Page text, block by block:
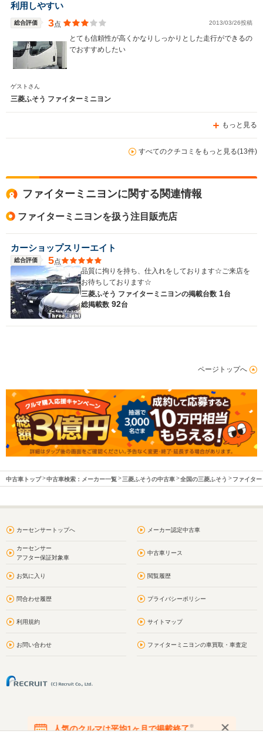
利用しやすい
総合評価 3点 2013/03/26投稿
とても信頼性が高くかなりしっかりとした走行ができるの
でおすすめしたい
ゲストさん
三菱ふそう ファイターミニヨン
もっと見る
すべてのクチコミをもっと見る(13件)
ファイターミニヨンに関する関連情報
ファイターミニヨンを扱う注目販売店
カーショップスリーエイト
総合評価 5点
品質に拘りを持ち、仕入れをしております☆ご来店を
お待ちしております☆
三菱ふそう ファイターミニヨンの掲載台数 1台
総掲載数 92台
ページトップへ
中古車トップ 中古車検索：メーカー一覧 三菱ふそうの中古車 全国の三菱ふそう ファイタ
カーセンサートップへ メーカー認定中古車
カーセンサー
アフター保証対象車
中古車リース
お気に入り 閲覧履歴
問合わせ履歴 プライバシーポリシー
利用規約 サイトマップ
お問い合わせ ファイターミニヨンの車買取・車査定
人気のクルマは平均1ヶ月で掲載終了※